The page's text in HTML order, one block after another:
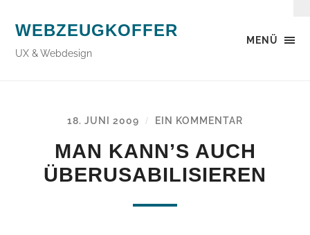
MENÜ
WEBZEUGKOFFER
UX & Webdesign
18. JUNI 2009 / EIN KOMMENTAR
MAN KANN’S AUCH
ÜBERUSABILISIEREN